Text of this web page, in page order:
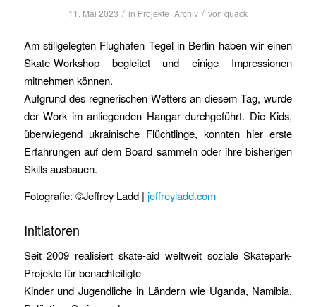
11. Mai 2023 / in Projekte_Archiv / von quack
Am stillgelegten Flughafen Tegel in Berlin haben wir einen
Skate-Workshop begleitet und einige Impressionen
mitnehmen können.
Aufgrund des regnerischen Wetters an diesem Tag, wurde
der Work im anliegenden Hangar durchgeführt. Die Kids,
überwiegend ukrainische Flüchtlinge, konnten hier erste
Erfahrungen auf dem Board sammeln oder ihre bisherigen
Skills ausbauen.
Fotografie: ©Jeffrey Ladd | jeffreyladd.com
Initiatoren
Seit 2009 realisiert skate-aid weltweit soziale Skatepark-
Projekte für benachteiligte
Kinder und Jugendliche in Ländern wie Uganda, Namibia,